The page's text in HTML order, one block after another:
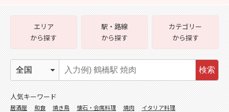
エリア
から探す
駅・路線
から探す
カテゴリー
から探す
検索
人気キーワード
居酒屋 和食 焼き鳥 懐石・会席料理 焼肉
イタリア料理